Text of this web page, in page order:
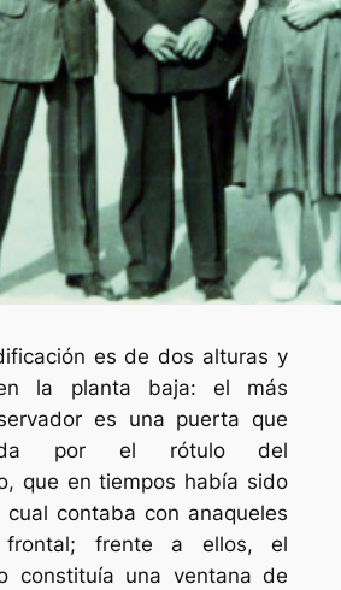
es de dos alturas y
la planta baja: el más
es una puerta que
por el rótulo del
que en tiempos había sido
contaba con anaqueles
frente a ellos, el
constituía una ventana de